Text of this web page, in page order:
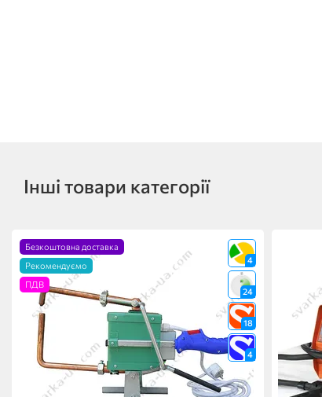
Інші товари категорії
4
24
18
4
Безкоштовна доставка
Рекомендуємо
ПДВ